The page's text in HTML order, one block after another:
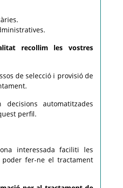
recollim les vostres
de selecció i provisió de
automatitzades
perfil.
interessada faciliti les
fer-ne el tractament